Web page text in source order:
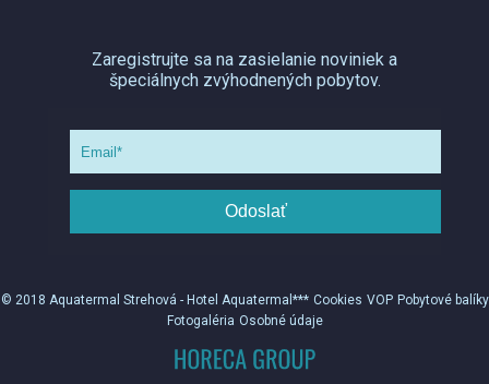
Zaregistrujte sa na zasielanie noviniek a
špeciálnych zvýhodnených pobytov.
Odoslať
© 2018 Aquatermal Strehová - Hotel Aquatermal*** Cookies VOP Pobytové balíky
Fotogaléria Osobné údaje